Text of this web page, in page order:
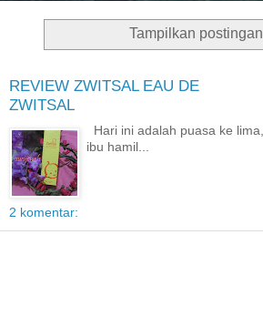
Tampilkan
REVIEW ZWITSAL EAU DE
ZWITSAL
Hari ini adalah puasa ke
ibu hamil...
2 komentar: